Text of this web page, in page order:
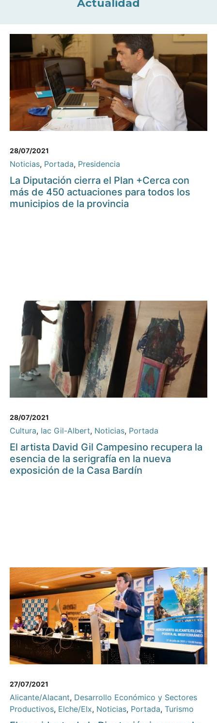
Actualidad
28/07/2021
Noticias, Portada, Presidencia
La Diputación cierra el Plan +Cerca con
más de 450 actuaciones para todos los
municipios de la provincia
28/07/2021
Cultura, Iac Gil-Albert, Noticias, Portada
El artista David Gil Campesino recupera la
esencia de la serigrafía en la nueva
exposición de la Casa Bardín
27/07/2021
Alicante/Alacant, Desarrollo Económico y Sectores
Productivos, Elche/Elx, Noticias, Portada, Turismo